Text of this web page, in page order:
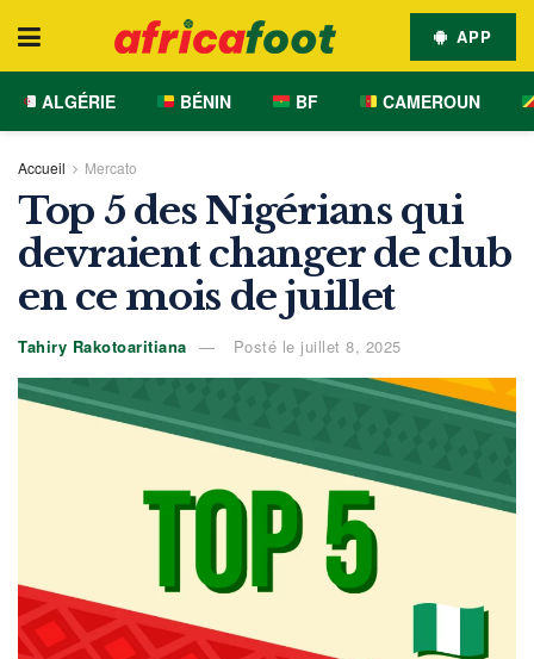
APP
ALGÉRIE BÉNIN BF CAMEROUN
Accueil Mercato
Top 5 des Nigérians qui
devraient changer de club
en ce mois de juillet
Tahiry Rakotoaritiana Posté le juillet 8, 2025